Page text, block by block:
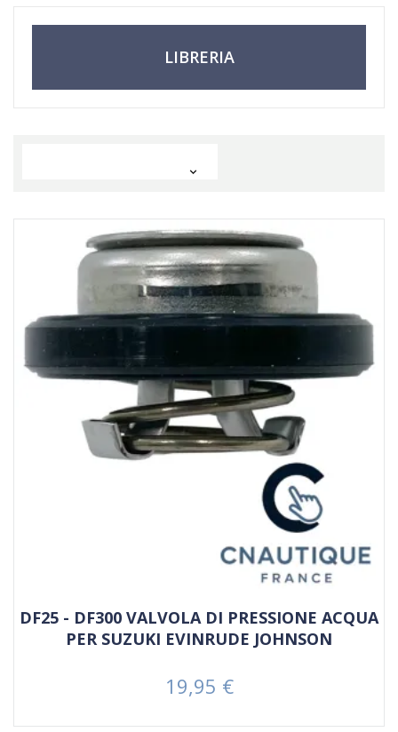
LIBRERIA

DF25 - DF300 VALVOLA DI PRESSIONE ACQUA
PER SUZUKI EVINRUDE JOHNSON
Prezzo
19,95 €